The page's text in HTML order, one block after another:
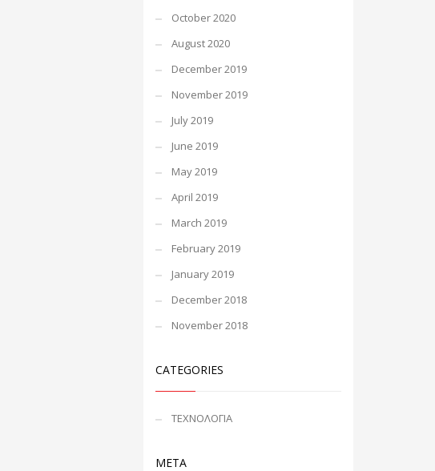
October 2020
August 2020
December 2019
November 2019
July 2019
June 2019
May 2019
April 2019
March 2019
February 2019
January 2019
December 2018
November 2018
CATEGORIES
ΤΕΧΝΟΛΟΓΙΑ
META